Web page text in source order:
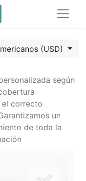
(USD)
según
correcto
un
de toda la